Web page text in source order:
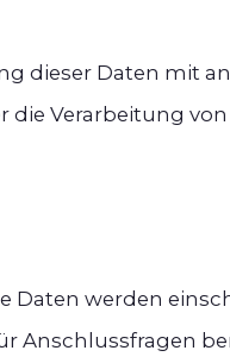
dieser Daten mit
die Verarbeitung
werden
Anschlussfragen